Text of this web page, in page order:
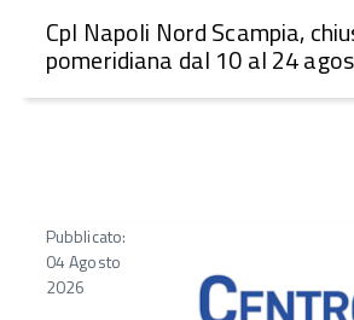
CpI Napoli Nord Scampia,
pomeridiana dal 10 al 24
Pubblicato:
04 Agosto
2026